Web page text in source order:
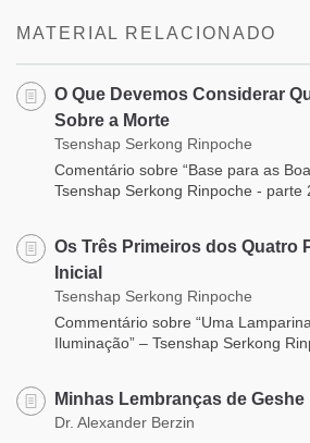
MATERIAL RELACIONADO
O Que Devemos Considerar
Sobre a Morte
Tsenshap Serkong Rinpoche
Comentário sobre “Base para as
Tsenshap Serkong Rinpoche - parte
Os Três Primeiros dos Quatro
Inicial
Tsenshap Serkong Rinpoche
Commentário sobre “Uma
Iluminação” – Tsenshap Serkong
Minhas Lembranças de
Dr. Alexander Berzin